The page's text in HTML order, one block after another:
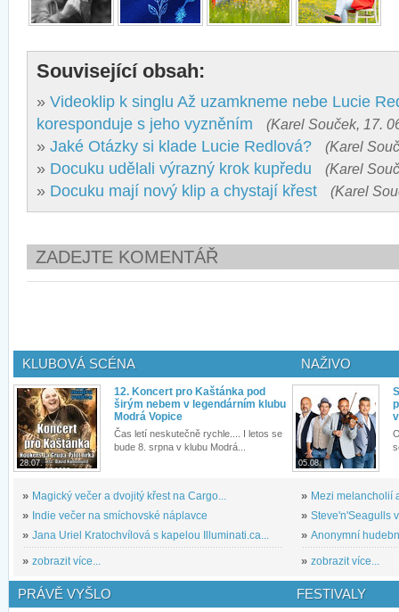
Související obsah:
» Videoklip k singlu Až uzamkneme nebe Lucie
koresponduje s jeho vyzněním
(Karel Souček, 17.
» Jaké Otázky si klade Lucie Redlová? (Karel
» Docuku udělali výrazný krok kupředu (Karel
» Docuku mají nový klip a chystají křest (Karel
ZADEJTE KOMENTÁŘ
KLUBOVÁ SCÉNA
28.07.
12. Koncert pro Kaštánka pod
širým nebem v legendárním klubu
Modrá Vopice
Čas letí neskutečně rychle.... I letos se
bude 8. srpna v klubu Modrá...
» Magický večer a dvojitý křest na Cargo...
» Indie večer na smíchovské náplavce
» Jana Uriel Kratochvílová s kapelou Illuminati.ca...
» zobrazit více...
NAŽIVO
05.08.
» Mezi melancholií
» Steve'n'Seagulls
» Anonymní
» zobrazit více...
PRÁVĚ VYŠLO FESTIVALY